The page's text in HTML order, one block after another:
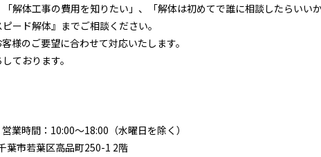
「解体工事の費用を知りたい」、「解体は初めてで誰に相談したらい
ード解体』までご相談ください。
様のご要望に合わせて対応いたします。
ております。
時間：10:00～18:00（水曜日を除く）
市若葉区高品町250-1 2階